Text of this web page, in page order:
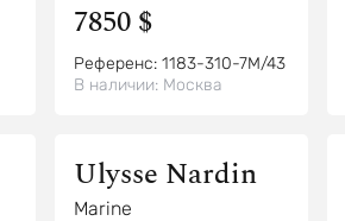
7850 $
Референс: 1183-310-7M/43
В наличии: Москва
Ulysse Nardin
Marine